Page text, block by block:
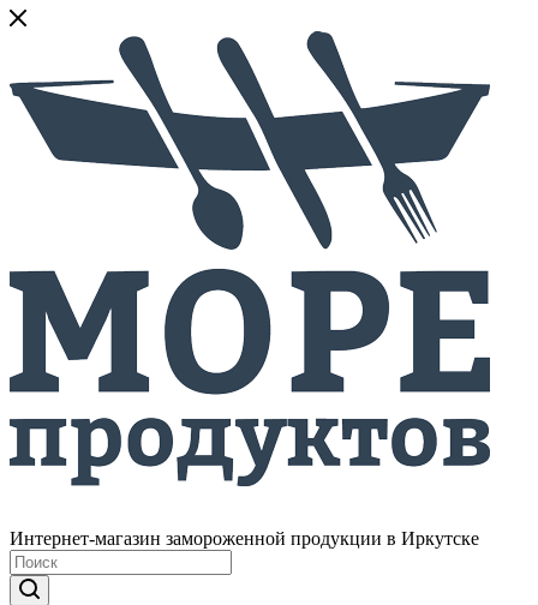
Интернет-магазин замороженной продукции в Иркутске